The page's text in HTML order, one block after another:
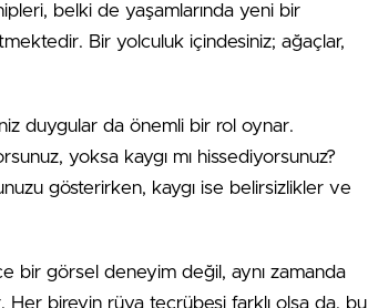
belki de yaşamlarında yeni bir
Bir yolculuk içindesiniz; ağaçlar,
duygular da önemli bir rol oynar.
yoksa kaygı mı hissediyorsunuz?
gösterirken, kaygı ise belirsizlikler ve
bir görsel deneyim değil, aynı zamanda
Her bireyin rüya tecrübesi farklı olsa da, bu